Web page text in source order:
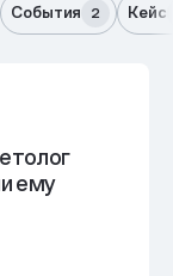
События 2 Кейс
ему